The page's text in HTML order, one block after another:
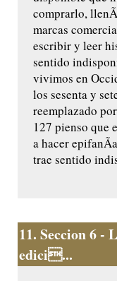
comprarlo,
marcas
escribir y leer
sentido
vivimos en
los sesenta y
reemplazado
127 pienso que
a hacer
trae sentido
11. Seccion 6 -
edici...